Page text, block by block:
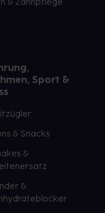
& Zahnpflege
Sport &
& Snacks
&
&